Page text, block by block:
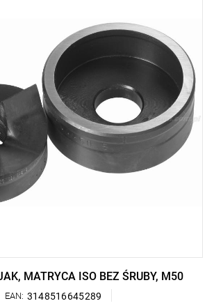
MATRYCA ISO BEZ ŚRUBY, M50
EAN: 3148516645289